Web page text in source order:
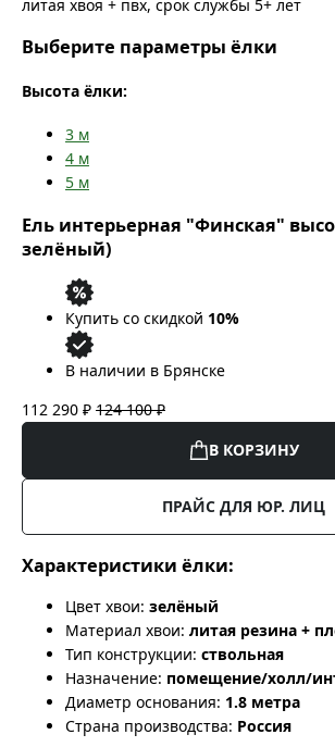
литая хвоя + пвх, срок службы 5+ лет
Выберите параметры ёлки
Высота ёлки:
3 м
4 м
5 м
Ель интерьерная "Финская"
зелёный)
Купить со скидкой 10%
В наличии в Брянске
112 290 ₽ 124 100 ₽
В КОРЗИНУ
ПРАЙС ДЛЯ ЮР. ЛИЦ
Характеристики ёлки:
Цвет хвои: зелёный
Материал хвои: литая резина +
Тип конструкции: ствольная
Назначение: помещение/холл/
Диаметр основания: 1.8 метра
Страна производства: Россия